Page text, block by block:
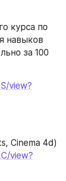
курса по
навыков
за 100
view?
Cinema 4d)
view?